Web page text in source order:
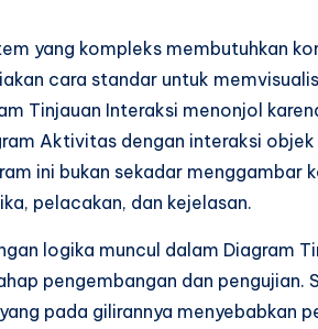
yang kompleks membutuhkan
cara standar untuk
Tinjauan Interaksi menonjol
Aktivitas dengan interaksi
ini bukan sekadar menggambar
pelacakan, dan kejelasan.
logika muncul dalam Diagram
pengembangan dan pengujian.
pada gilirannya menyebabkan